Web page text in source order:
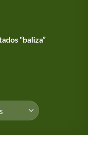
“baliza”